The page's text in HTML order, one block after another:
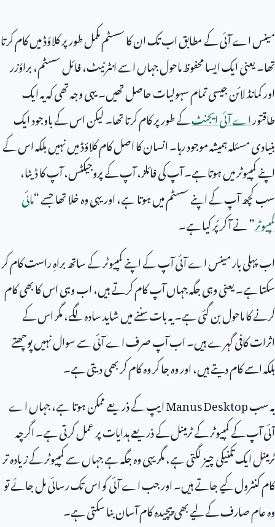
مینس اے آئی کے مطابق اب تک ان کا سسٹم مکمل طور پر کلاؤڈ میں کام کرتا
تھا۔ یعنی ایک ایسا محفوظ ماحول جہاں اسے انٹرنیٹ، فائل سسٹم، براؤزر
اور کمانڈ لائن جیسی تمام سہولیات حاصل تھیں۔ یہی وجہ تھی کہ یہ ایک
طاقتوراے آئی ایجنٹکے طور پر کام کرتا تھا۔ لیکن اس کے باوجود ایک
بنیادی مسئلہ ہمیشہ موجود رہا۔ انسان کا اصل کام کلاؤڈ میں نہیں بلکہ اس کے
اپنے کمپیوٹر میں ہوتا ہے۔ آپ کی فائلز، آپ کے پروجیکٹس، آپ کا ڈیٹا،
سب کچھ آپ کے اپنے سسٹم میں ہوتا ہے، اور یہی وہ خلا تھا جسے “مائی
کمپیوٹر” نے آ کر پُر کیا ہے۔
اب پہلی بار مینس اے آئی آپ کے اپنے کمپیوٹر کے ساتھ براہِ راست کام کر
سکتا ہے۔ یعنی وہی جگہ جہاں آپ کام کرتے ہیں، اب وہی اس کا بھی کام
کرنے کا ماحول بن گئی ہے۔ یہ بات سننے میں شاید سادہ لگے، مگر اس کے
اثرات کافی گہرے ہیں۔ اب آپ صرف اے آئی سے سوال نہیں پوچھتے
بلکہ اسے کام دیتے ہیں، اور وہ جا کر وہ کام کر بھی دیتی ہے۔
یہ سبManus Desktopایپ کے ذریعے ممکن ہوتا ہے، جہاں اے
آئی آپ کے کمپیوٹر کے ٹرمینل کے ذریعے ہدایات پر عمل کرتی ہے۔ اگرچہ
ٹرمینل ایک تکنیکی چیز لگتی ہے، مگر یہی وہ جگہ ہے جہاں سے کمپیوٹر کے زیادہ تر
کام کنٹرول کیے جاتے ہیں۔ اور جب اے آئی کو اس تک رسائی مل جائے تو
وہ عام صارف کے لیے بھی پیچیدہ کام آسان بنا سکتی ہے۔